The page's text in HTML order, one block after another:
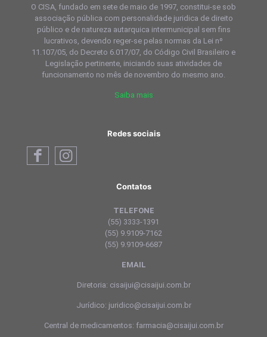
O CISA, fundado em sete de maio de 1997, constitui-se sob
associação pública com personalidade juridica de direito
público e de natureza autarquica intermunicipal sem fins
lucrativos, devendo reger-se pelas normas da Lei nº
11.107/05, do Decreto 6.017/07, do Código Civil Brasileiro e
Legislação pertinente, iniciando suas atividades de
funcionamento no mês de novembro do mesmo ano.
Saiba mais
Redes sociais
Contatos
TELEFONE
(55) 3333-1391
(55) 9.9109-7162
(55) 9.9109-6687
EMAIL
Diretoria: cisaijui@cisaijui.com.br
Jurídico: juridico@cisaijui.com.br
Central de medicamentos: farmacia@cisaijui.com.br